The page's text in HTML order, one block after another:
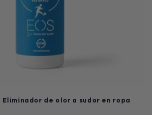
Eliminador de olor a sudor en ropa